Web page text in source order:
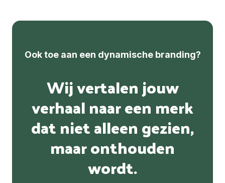
Ook toe aan een dynamische branding?
Wij vertalen jouw
verhaal naar een merk
dat niet alleen gezien,
maar onthouden
wordt.